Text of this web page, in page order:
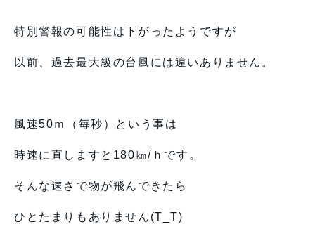
特別警報の可能性は下がったようですが
以前、過去最大級の台風には違いありません。
風速50ｍ（毎秒）という事は
時速に直しますと180㎞/ｈです。
そんな速さで物が飛んできたら
ひとたまりもありません(T_T)